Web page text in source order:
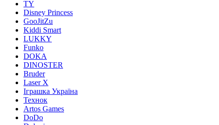
TY
Disney Princess
GooJitZu
Kiddi Smart
LUKKY
Funko
DOKA
DINOSTER
Bruder
Laser X
Іграшка Україна
Технок
Artos Games
DoDo